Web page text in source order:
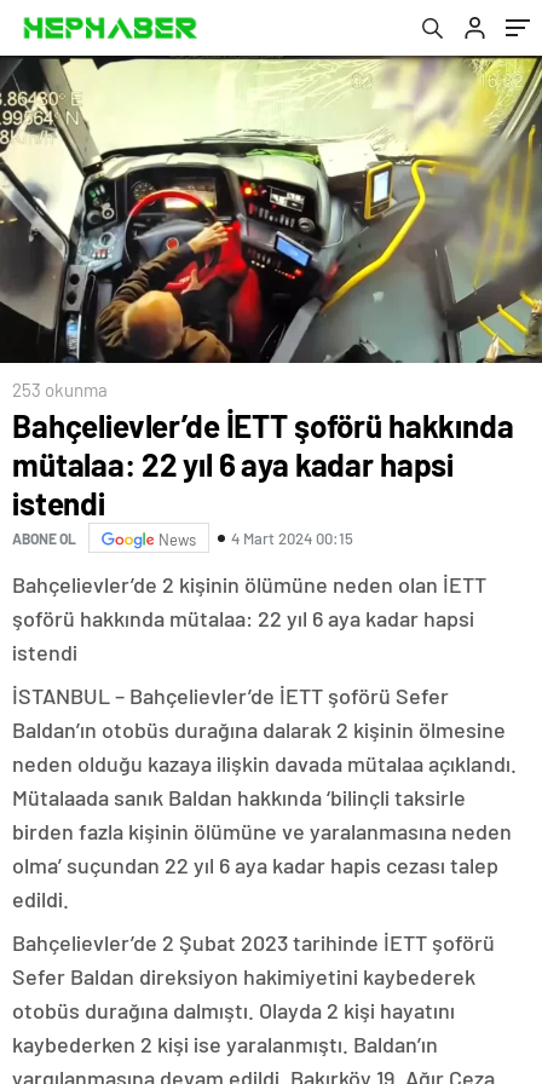
253 okunma
Bahçelievler’de İETT şoförü hakkında
mütalaa: 22 yıl 6 aya kadar hapsi
istendi
ABONE OL News 4 Mart 2024 00:15
Bahçelievler’de 2 kişinin ölümüne neden olan İETT
şoförü hakkında mütalaa: 22 yıl 6 aya kadar hapsi
istendi
İSTANBUL – Bahçelievler’de İETT şoförü Sefer
Baldan’ın otobüs durağına dalarak 2 kişinin ölmesine
neden olduğu kazaya ilişkin davada mütalaa açıklandı.
Mütalaada sanık Baldan hakkında ‘bilinçli taksirle
birden fazla kişinin ölümüne ve yaralanmasına neden
olma’ suçundan 22 yıl 6 aya kadar hapis cezası talep
edildi.
Bahçelievler’de 2 Şubat 2023 tarihinde İETT şoförü
Sefer Baldan direksiyon hakimiyetini kaybederek
otobüs durağına dalmıştı. Olayda 2 kişi hayatını
kaybederken 2 kişi ise yaralanmıştı. Baldan’ın
yargılanmasına devam edildi. Bakırköy 19. Ağır Ceza